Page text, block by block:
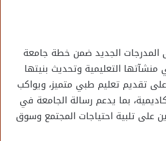
المدرجات الجديد ضمن خطة جامعة
التعليمية وتحديث بنيتها
على تقديم تعليم طبي متميز، ويواكب
بما يدعم رسالة الجامعة في
على تلبية احتياجات المجتمع وسوق